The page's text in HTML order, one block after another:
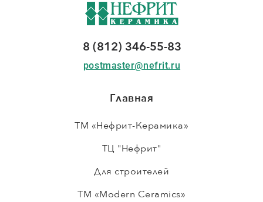
8 (812) 346-55-83
postmaster@nefrit.ru
Главная
ТМ «Нефрит-Керамика»
ТЦ "Нефрит"
Для строителей
ТМ «Modern Ceramics»